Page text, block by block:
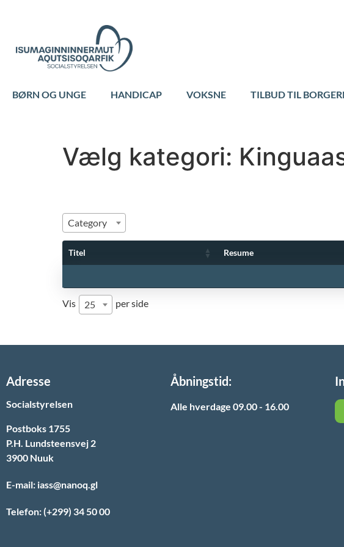
BØRN OG UNGE HANDICAP VOKSNE TILBUD TIL
Vælg kategori:
Category
Titel Resume
Vis 25 per side
Adresse
Socialstyrelsen
Postboks 1755
P.H. Lundsteensvej 2
3900 Nuuk
E-mail: iass@nanoq.gl
Telefon: (+299) 34 50 00
Åbningstid:
Alle hverdage 09.00 - 16.00